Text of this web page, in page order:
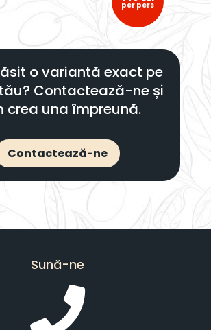
per pers
o variantă exact pe
Contactează-ne și
crea una împreună.
Contactează-ne
Sună-ne